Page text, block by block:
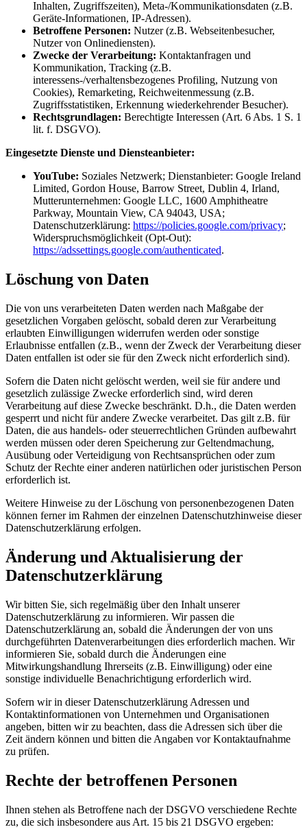
Inhalten, Zugriffszeiten), Meta-/Kommunikationsdaten (z.B.
Geräte-Informationen, IP-Adressen).
Betroffene Personen: Nutzer (z.B. Webseitenbesucher,
Nutzer von Onlinediensten).
Zwecke der Verarbeitung: Kontaktanfragen und
Kommunikation, Tracking (z.B.
interessens-/verhaltensbezogenes Profiling, Nutzung von
Cookies), Remarketing, Reichweitenmessung (z.B.
Zugriffsstatistiken, Erkennung wiederkehrender Besucher).
Rechtsgrundlagen: Berechtigte Interessen (Art. 6 Abs. 1 S. 1
lit. f. DSGVO).
Eingesetzte Dienste und Diensteanbieter:
YouTube: Soziales Netzwerk; Dienstanbieter: Google Ireland
Limited, Gordon House, Barrow Street, Dublin 4, Irland,
Mutterunternehmen: Google LLC, 1600 Amphitheatre
Parkway, Mountain View, CA 94043, USA;
Datenschutzerklärung: https://policies.google.com/privacy;
Widerspruchsmöglichkeit (Opt-Out):
https://adssettings.google.com/authenticated.
Löschung von Daten
Die von uns verarbeiteten Daten werden nach Maßgabe der
gesetzlichen Vorgaben gelöscht, sobald deren zur Verarbeitung
erlaubten Einwilligungen widerrufen werden oder sonstige
Erlaubnisse entfallen (z.B., wenn der Zweck der Verarbeitung dieser
Daten entfallen ist oder sie für den Zweck nicht erforderlich sind).
Sofern die Daten nicht gelöscht werden, weil sie für andere und
gesetzlich zulässige Zwecke erforderlich sind, wird deren
Verarbeitung auf diese Zwecke beschränkt. D.h., die Daten werden
gesperrt und nicht für andere Zwecke verarbeitet. Das gilt z.B. für
Daten, die aus handels- oder steuerrechtlichen Gründen aufbewahrt
werden müssen oder deren Speicherung zur Geltendmachung,
Ausübung oder Verteidigung von Rechtsansprüchen oder zum
Schutz der Rechte einer anderen natürlichen oder juristischen Person
erforderlich ist.
Weitere Hinweise zu der Löschung von personenbezogenen Daten
können ferner im Rahmen der einzelnen Datenschutzhinweise dieser
Datenschutzerklärung erfolgen.
Änderung und Aktualisierung der
Datenschutzerklärung
Wir bitten Sie, sich regelmäßig über den Inhalt unserer
Datenschutzerklärung zu informieren. Wir passen die
Datenschutzerklärung an, sobald die Änderungen der von uns
durchgeführten Datenverarbeitungen dies erforderlich machen. Wir
informieren Sie, sobald durch die Änderungen eine
Mitwirkungshandlung Ihrerseits (z.B. Einwilligung) oder eine
sonstige individuelle Benachrichtigung erforderlich wird.
Sofern wir in dieser Datenschutzerklärung Adressen und
Kontaktinformationen von Unternehmen und Organisationen
angeben, bitten wir zu beachten, dass die Adressen sich über die
Zeit ändern können und bitten die Angaben vor Kontaktaufnahme
zu prüfen.
Rechte der betroffenen Personen
Ihnen stehen als Betroffene nach der DSGVO verschiedene Rechte
zu, die sich insbesondere aus Art. 15 bis 21 DSGVO ergeben: